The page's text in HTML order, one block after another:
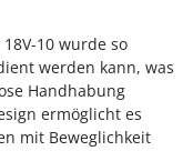
10 wurde so
werden kann, was
Handhabung
ermöglicht es
mit Beweglichkeit